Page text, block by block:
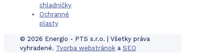
chladničky
Ochranné
plasty
© 2026 Energio - PTS s.r.o. | Všetky práva
vyhradené. Tvorba webstránok a SEO